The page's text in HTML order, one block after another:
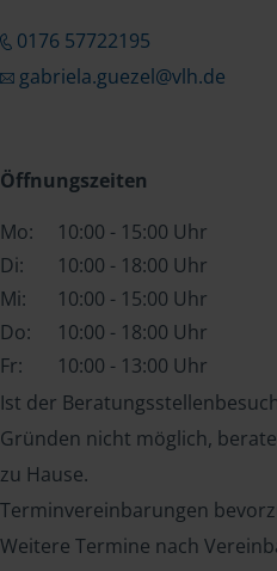
0176 57722195
gabriela.guezel@vlh.de
Öffnungszeiten
Mo:
10:00 - 15:00 Uhr
Di:
10:00 - 18:00 Uhr
Mi:
10:00 - 15:00 Uhr
Do:
10:00 - 18:00 Uhr
Fr:
10:00 - 13:00 Uhr
Ist der
Gründen nicht möglich,
zu Hause.
Terminvereinbarungen
Weitere Termine nach